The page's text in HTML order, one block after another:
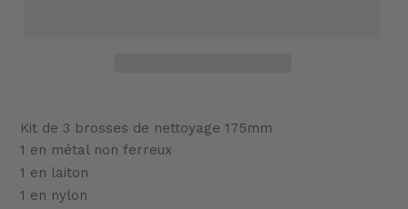
d'un
à
votre
panier
Kit de 3 brosses de nettoyage 175mm
1 en métal non ferreux
1 en laiton
1 en nylon